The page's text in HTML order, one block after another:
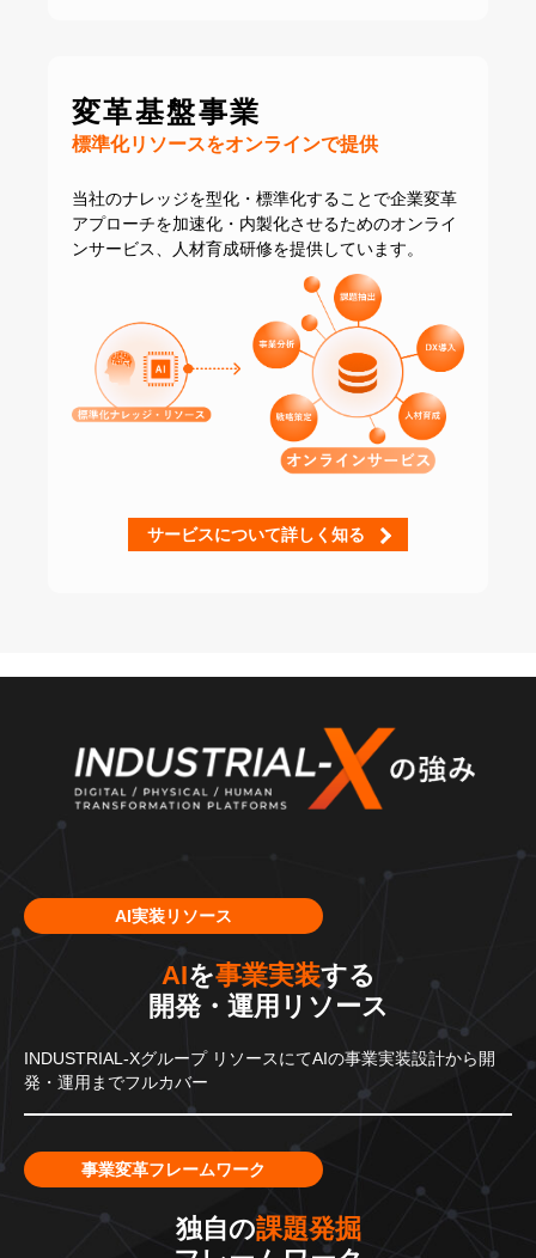
変革基盤事業
標準化リソースをオンラインで提供
当社のナレッジを型化・標準化することで企業変革
アプローチを加速化・内製化させるためのオンライ
ンサービス、人材育成研修を提供しています。
サービスについて詳しく知る
AI実装リソース
AIを事業実装する
開発・運用リソース
INDUSTRIAL-XグループリソースにてAIの事業実装設計から開
発・運用までフルカバー
事業変革フレームワーク
独自の課題発掘